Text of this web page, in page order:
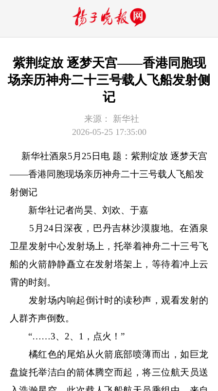
紫荆绽放 逐梦天宫——香港同胞现
场亲历神舟二十三号载人飞船发射侧
记
来源：
新华社
2026-05-25 17:35:00
新华社酒泉5月25日电 题：紫荆绽放 逐梦天宫
——香港同胞现场亲历神舟二十三号载人飞船发
射侧记
新华社记者尚昊、刘欢、于嘉
5月24日深夜，巴丹吉林沙漠腹地。在酒泉
卫星发射中心发射场上，托举着神舟二十三号飞
船的火箭静静矗立在发射塔架上，等待着冲上云
霄的时刻。
发射场内响起倒计时的读秒声，观看发射的
人群齐声倒数。
“……3、2、1，点火！”
橘红色的尾焰从火箭底部喷薄而出，如巨龙
盘旋托举洁白的箭体腾空而起，将三位航天员送